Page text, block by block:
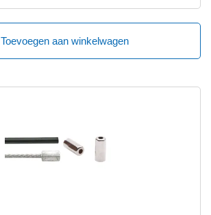
Toevoegen aan winkelwagen